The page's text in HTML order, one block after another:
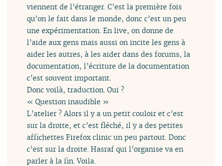
viennent de l’étranger. C’est la première fois
qu’on le fait dans le monde, donc c’est un peu
une expérimentation. En live, on donne de
l’aide aux gens mais aussi on incite les gens à
aider les autres, à les aider dans des forums, la
documentation, l’écriture de la documentation
c’est souvent important.
Donc voilà, traduction. Oui ?
« Question inaudible »
L’atelier ? Alors il y a un petit couloir et c’est
sur la droite, et c’est fléché, il y a des petites
affichettes Firefox clinic un peu partout. Donc
c’est sur la droite. Hasraf qui l’organise va en
parler à la fin. Voila.